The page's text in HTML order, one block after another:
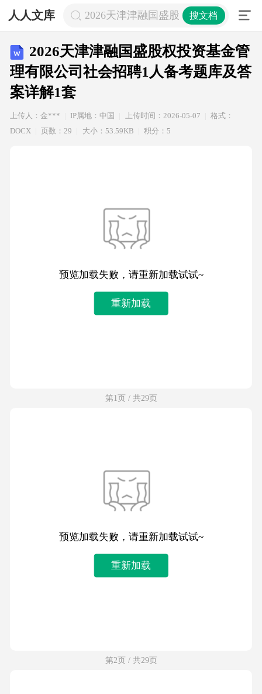
人人文库 2026天津津融国盛股权投资基金管理
搜文档
2026天津津融国盛股权投资基金管
理有限公司社会招聘1人备考题库及答
案详解1套
上传人：金*** IP属地：中国 上传时间：2026-05-07
格式：
DOCX
页数：29 大小：53.59KB 积分：5
预览加载失败，请重新加载试试~
重新加载
第1页 / 共29页
预览加载失败，请重新加载试试~
重新加载
第2页 / 共29页